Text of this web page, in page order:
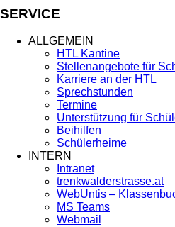
SERVICE
ALLGEMEIN
HTL Kantine
Stellenangebote für
Karriere an der HTL
Sprechstunden
Termine
Unterstützung für
Beihilfen
Schülerheime
INTERN
Intranet
trenkwalderstrasse.at
WebUntis –
MS Teams
Webmail